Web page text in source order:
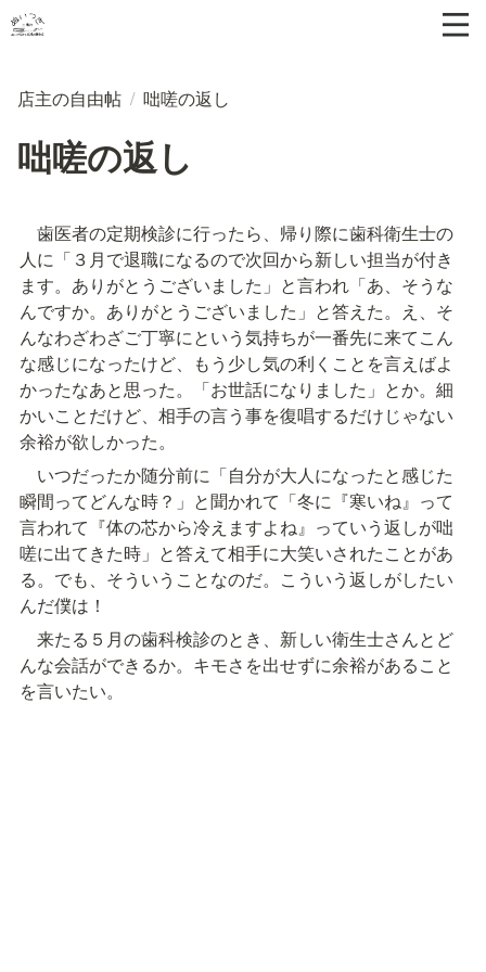
店主の自由帖 / 咄嗟の返し
咄嗟の返し
歯医者の定期検診に行ったら、帰り際に歯科衛生士の
人に「３月で退職になるので次回から新しい担当が付き
ます。ありがとうございました」と言われ「あ、そうな
んですか。ありがとうございました」と答えた。え、そ
んなわざわざご丁寧にという気持ちが一番先に来てこん
な感じになったけど、もう少し気の利くことを言えばよ
かったなあと思った。「お世話になりました」とか。細
かいことだけど、相手の言う事を復唱するだけじゃない
余裕が欲しかった。
いつだったか随分前に「自分が大人になったと感じた
瞬間ってどんな時？」と聞かれて「冬に『寒いね』って
言われて『体の芯から冷えますよね』っていう返しが咄
嗟に出てきた時」と答えて相手に大笑いされたことがあ
る。でも、そういうことなのだ。こういう返しがしたい
んだ僕は！
来たる５月の歯科検診のとき、新しい衛生士さんとど
んな会話ができるか。キモさを出せずに余裕があること
を言いたい。